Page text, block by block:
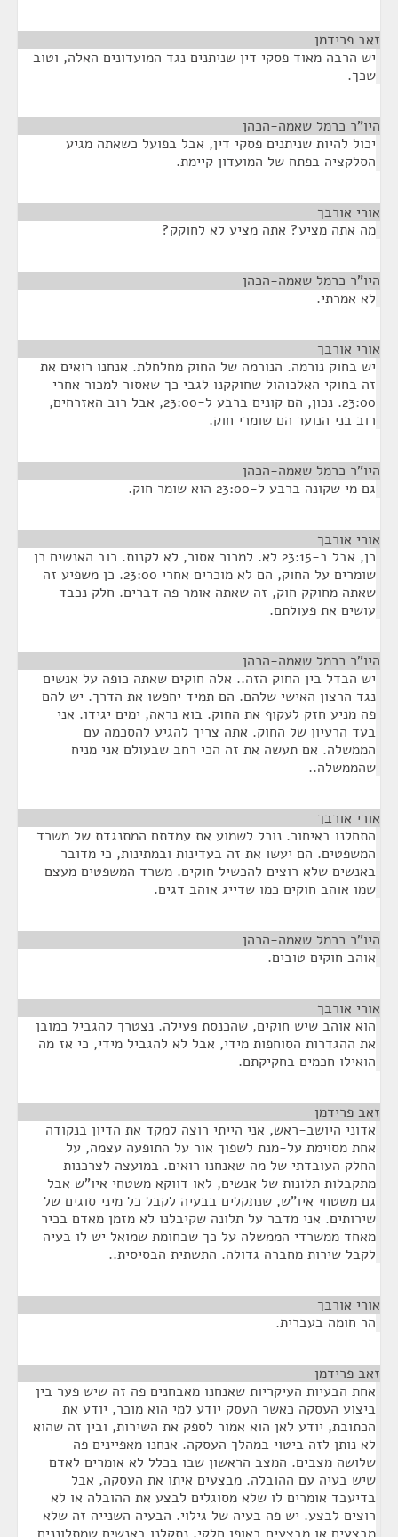
זאב פרידמן
יש הרבה מאוד פסקי דין שניתנים נגד המועדונים האלה, וטוב
שכך.
היו"ר כרמל שאמה-הכהן
יכול להיות שניתנים פסקי דין, אבל בפועל כשאתה מגיע
הסלקציה בפתח של המועדון קיימת.
אורי אורבך
מה אתה מציע? אתה מציע לא לחוקק?
היו"ר כרמל שאמה-הכהן
לא אמרתי.
אורי אורבך
יש בחוק נורמה. הנורמה של החוק מחלחלת. אנחנו רואים את
זה בחוקי האלכוהול שחוקקנו לגבי כך שאסור למכור אחרי
23:00. נכון, הם קונים ברבע ל-23:00, אבל רוב האזרחים,
רוב בני הנוער הם שומרי חוק.
היו"ר כרמל שאמה-הכהן
גם מי שקונה ברבע ל-23:00 הוא שומר חוק.
אורי אורבך
כן, אבל ב-23:15 לא. למכור אסור, לא לקנות. רוב האנשים כן
שומרים על החוק, הם לא מוכרים אחרי 23:00. כן משפיע זה
שאתה מחוקק חוק, זה שאתה אומר פה דברים. חלק נכבד
עושים את פעולתם.
היו"ר כרמל שאמה-הכהן
יש הבדל בין החוק הזה.. אלה חוקים שאתה כופה על אנשים
נגד הרצון האישי שלהם. הם תמיד יחפשו את הדרך. יש להם
פה מניע חזק לעקוף את החוק. בוא נראה, ימים יגידו. אני
בעד הרעיון של החוק. אתה צריך להגיע להסכמה עם
הממשלה. אם תעשה את זה הכי רחב שבעולם אני מניח
שהממשלה..
אורי אורבך
התחלנו באיחור. נוכל לשמוע את עמדתם המתנגדת של משרד
המשפטים. הם יעשו את זה בעדינות ובמתינות, כי מדובר
באנשים שלא רוצים להכשיל חוקים. משרד המשפטים מעצם
שמו אוהב חוקים כמו שדייג אוהב דגים.
היו"ר כרמל שאמה-הכהן
אוהב חוקים טובים.
אורי אורבך
הוא אוהב שיש חוקים, שהכנסת פעילה. נצטרך להגביל כמובן
את ההגדרות הסוחפות מידי, אבל לא להגביל מידי, כי אז מה
הואילו חכמים בחקיקתם.
זאב פרידמן
אדוני היושב-ראש, אני הייתי רוצה למקד את הדיון בנקודה
אחת מסוימת על-מנת לשפוך אור על התופעה עצמה, על
החלק העובדתי של מה שאנחנו רואים. במועצה לצרכנות
מתקבלות תלונות של אנשים, לאו דווקא משטחי איו"ש אבל
גם משטחי איו"ש, שנתקלים בבעיה לקבל כל מיני סוגים של
שירותים. אני מדבר על תלונה שקיבלנו לא מזמן מאדם בכיר
מאחד ממשרדי הממשלה על כך שבחומת שמואל יש לו בעיה
לקבל שירות מחברה גדולה. התשתית הבסיסית..
אורי אורבך
הר חומה בעברית.
זאב פרידמן
אחת הבעיות העיקריות שאנחנו מאבחנים פה זה שיש פער בין
ביצוע העסקה כאשר העסק יודע למי הוא מוכר, יודע את
הכתובת, יודע לאן הוא אמור לספק את השירות, ובין זה שהוא
לא נותן לזה ביטוי במהלך העסקה. אנחנו מאפיינים פה
שלושה מצבים. המצב הראשון שבו בכלל לא אומרים לאדם
שיש בעיה עם ההובלה. מבצעים איתו את העסקה, אבל
בדיעבד אומרים לו שלא מסוגלים לבצע את ההובלה או לא
רוצים לבצע. יש פה בעיה של גילוי. הבעיה השנייה זה שלא